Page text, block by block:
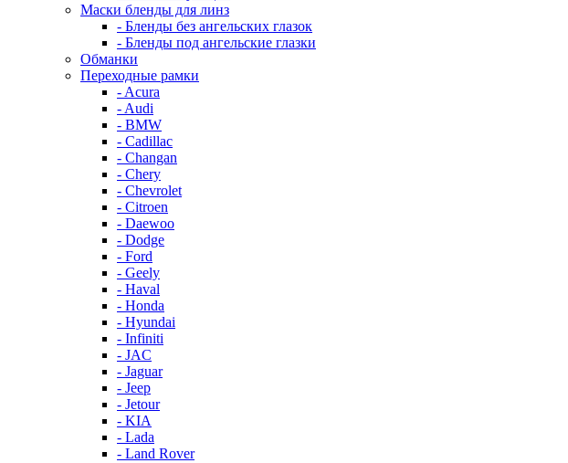
Маски бленды для линз
- Бленды без ангельских глазок
- Бленды под ангельские глазки
Обманки
Переходные рамки
- Acura
- Audi
- BMW
- Cadillac
- Changan
- Chery
- Chevrolet
- Citroen
- Daewoo
- Dodge
- Ford
- Geely
- Haval
- Honda
- Hyundai
- Infiniti
- JAC
- Jaguar
- Jeep
- Jetour
- KIA
- Lada
- Land Rover